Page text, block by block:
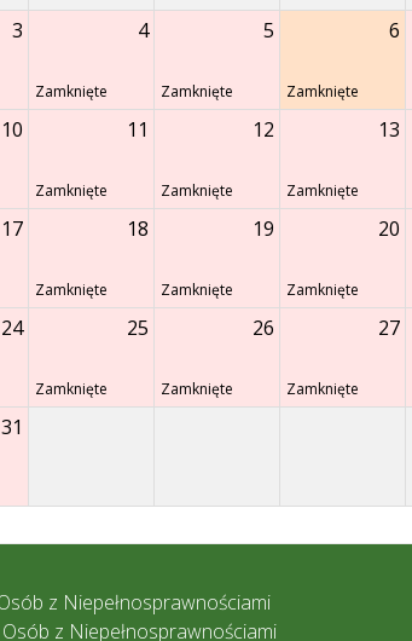
3 4
Zamknięte
5
Zamknięte
6
Zamknięte
10 11
Zamknięte
12
Zamknięte
13
Zamknięte
17 18
Zamknięte
19
Zamknięte
20
Zamknięte
24 25
Zamknięte
26
Zamknięte
27
Zamknięte
31
z Niepełnosprawnościami
z Niepełnosprawnościami